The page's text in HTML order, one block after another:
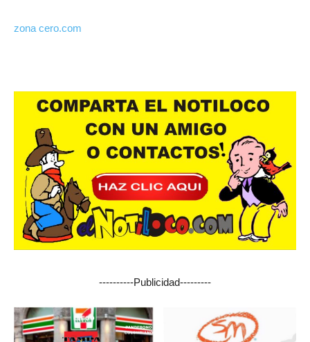
zona cero.com
----------Publicidad---------